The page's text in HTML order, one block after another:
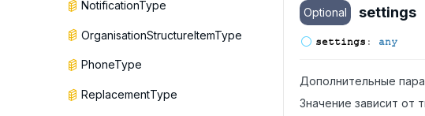
NotificationType
OrganisationStructureItemType
PhoneType
ReplacementType
Optional settings
settings : any
Дополнительные
Значение зависит от